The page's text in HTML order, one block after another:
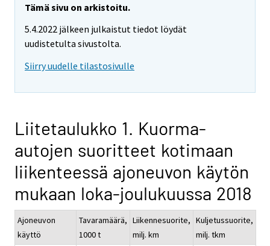
Tämä sivu on arkistoitu.
5.4.2022 jälkeen julkaistut tiedot löydät
uudistetulta sivustolta.
Siirry uudelle tilastosivulle
Liitetaulukko 1. Kuorma-
autojen suoritteet kotimaan
liikenteessä ajoneuvon käytön
mukaan loka-joulukuussa 2018
Ajoneuvon
käyttö
Tavaramäärä,
1000 t
Liikennesuorite,
milj. km
Kuljetussuorite,
milj. tkm